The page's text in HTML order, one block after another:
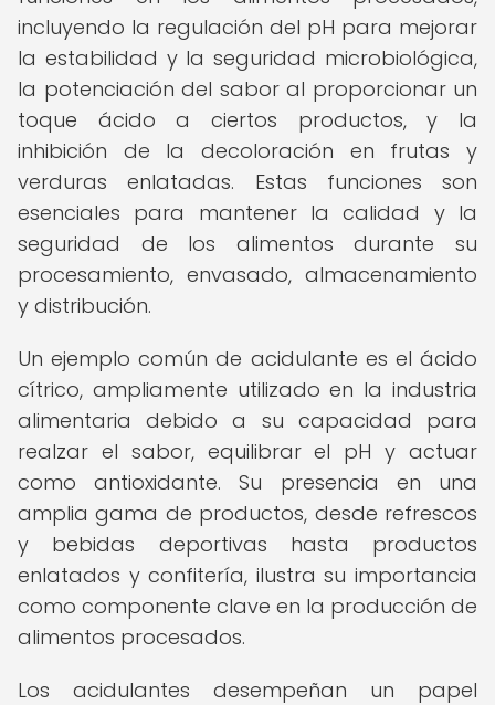
incluyendo la regulación del pH para mejorar
la estabilidad y la seguridad microbiológica,
la potenciación del sabor al proporcionar un
toque ácido a ciertos productos, y la
inhibición de la decoloración en frutas y
verduras enlatadas. Estas funciones son
esenciales para mantener la calidad y la
seguridad de los alimentos durante su
procesamiento, envasado, almacenamiento
y distribución.
Un ejemplo común de acidulante es el ácido
cítrico, ampliamente utilizado en la industria
alimentaria debido a su capacidad para
realzar el sabor, equilibrar el pH y actuar
como antioxidante. Su presencia en una
amplia gama de productos, desde refrescos
y bebidas deportivas hasta productos
enlatados y confitería, ilustra su importancia
como componente clave en la producción de
alimentos procesados.
Los acidulantes desempeñan un papel